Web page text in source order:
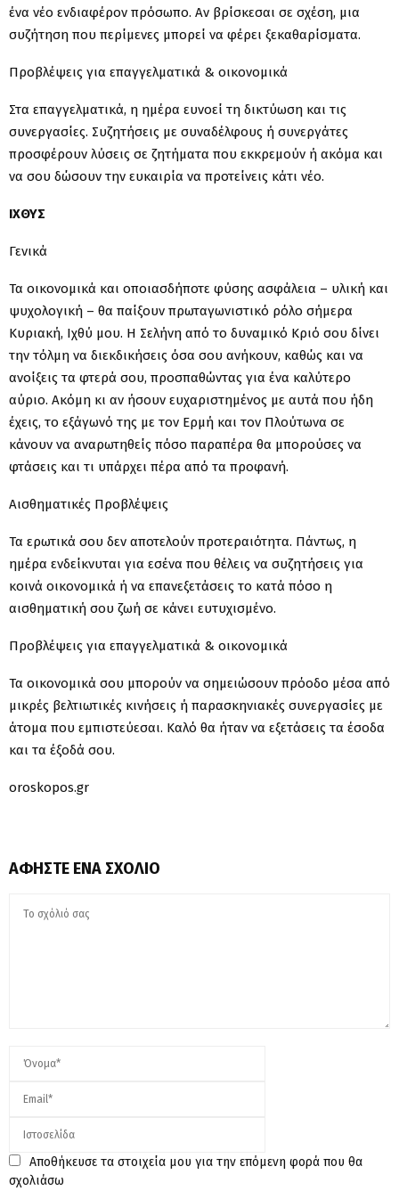
ένα νέο ενδιαφέρον πρόσωπο. Αν βρίσκεσαι σε σχέση, μια
συζήτηση που περίμενες μπορεί να φέρει ξεκαθαρίσματα.
Προβλέψεις για επαγγελματικά & οικονομικά
Στα επαγγελματικά, η ημέρα ευνοεί τη δικτύωση και τις
συνεργασίες. Συζητήσεις με συναδέλφους ή συνεργάτες
προσφέρουν λύσεις σε ζητήματα που εκκρεμούν ή ακόμα και
να σου δώσουν την ευκαιρία να προτείνεις κάτι νέο.
ΙΧΘΥΣ
Γενικά
Τα οικονομικά και οποιασδήποτε φύσης ασφάλεια – υλική και
ψυχολογική – θα παίξουν πρωταγωνιστικό ρόλο σήμερα
Κυριακή, Ιχθύ μου. Η Σελήνη από το δυναμικό Κριό σου δίνει
την τόλμη να διεκδικήσεις όσα σου ανήκουν, καθώς και να
ανοίξεις τα φτερά σου, προσπαθώντας για ένα καλύτερο
αύριο. Ακόμη κι αν ήσουν ευχαριστημένος με αυτά που ήδη
έχεις, το εξάγωνό της με τον Ερμή και τον Πλούτωνα σε
κάνουν να αναρωτηθείς πόσο παραπέρα θα μπορούσες να
φτάσεις και τι υπάρχει πέρα από τα προφανή.
Αισθηματικές Προβλέψεις
Τα ερωτικά σου δεν αποτελούν προτεραιότητα. Πάντως, η
ημέρα ενδείκνυται για εσένα που θέλεις να συζητήσεις για
κοινά οικονομικά ή να επανεξετάσεις το κατά πόσο η
αισθηματική σου ζωή σε κάνει ευτυχισμένο.
Προβλέψεις για επαγγελματικά & οικονομικά
Τα οικονομικά σου μπορούν να σημειώσουν πρόοδο μέσα από
μικρές βελτιωτικές κινήσεις ή παρασκηνιακές συνεργασίες με
άτομα που εμπιστεύεσαι. Καλό θα ήταν να εξετάσεις τα έσοδα
και τα έξοδά σου.
oroskopos.gr
ΑΦΉΣΤΕ ΈΝΑ ΣΧΌΛΙΟ
Αποθήκευσε τα στοιχεία μου για την επόμενη φορά που θα
σχολιάσω